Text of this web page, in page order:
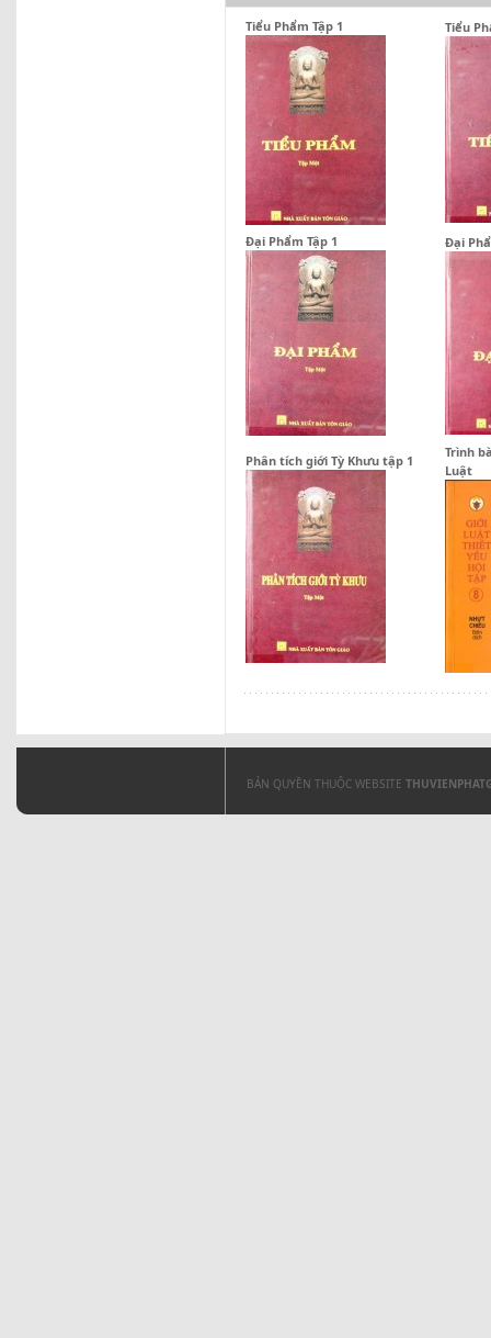
Tiểu Phẩm Tập 1 Tiểu
Đại Phẩm Tập 1 Đại
Phân tích giới Tỳ Khưu tập 1
Trình
Luật
BẢN QUYỀN THUỘC WEBSITE